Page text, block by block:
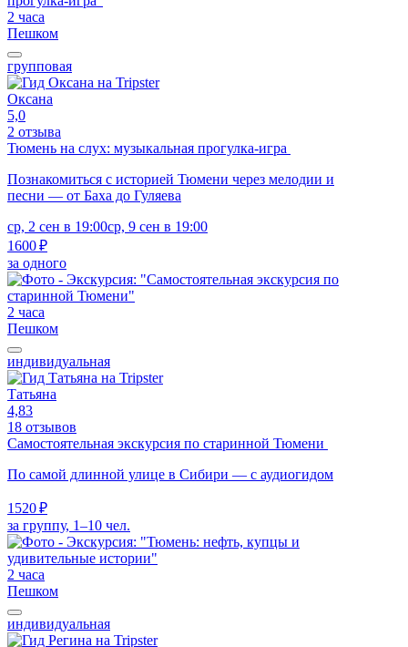
2 часа
Пешком
групповая
Оксана
5,0
2 отзыва
Тюмень на слух: музыкальная прогулка-игра
Познакомиться с историей Тюмени через мелодии и
песни — от Баха до Гуляева
ср, 2 сен в 19:00ср, 9 сен в 19:00
1600 ₽
за одного
2 часа
Пешком
индивидуальная
Татьяна
4,83
18 отзывов
Самостоятельная экскурсия по старинной Тюмени
По самой длинной улице в Сибири — с аудиогидом
1520 ₽
за группу, 1–10 чел.
2 часа
Пешком
индивидуальная